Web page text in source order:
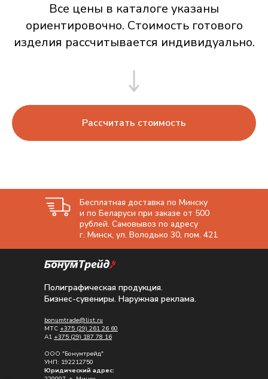
Все цены в каталоге указаны
ориентировочно. Стоимость готового
изделия рассчитывается индивидуально.
Рассчитать стоимость
Бесплатная доставка по Минску
и по Беларуси при заказе от 500
рублей. Самовывоз по адресу
г. Минск, ул. Володько 30, пом. 421
bonumtrade@list.ru
МТС +375 (29) 261 26 60
A1 +375 (29) 187 78 16
ООО "Бонумтрейд"
УНП: 192212750
Юридический адрес:
Полиграфическая продукция.
Бизнес-сувениры. Наружная реклама.